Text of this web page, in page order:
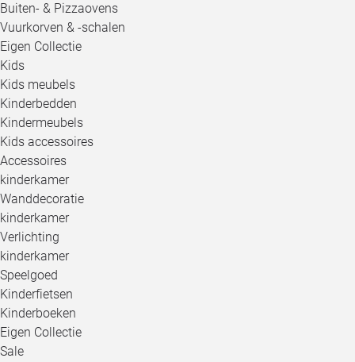
Buiten- & Pizzaovens
Vuurkorven & -schalen
Eigen Collectie
Kids
Kids meubels
Kinderbedden
Kindermeubels
Kids accessoires
Accessoires
kinderkamer
Wanddecoratie
kinderkamer
Verlichting
kinderkamer
Speelgoed
Kinderfietsen
Kinderboeken
Eigen Collectie
Sale